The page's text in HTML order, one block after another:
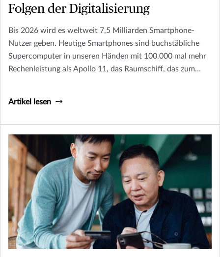
Folgen der Digitalisierung
Bis 2026 wird es weltweit 7,5 Milliarden Smartphone-
Nutzer geben. Heutige Smartphones sind buchstäbliche
Supercomputer in unseren Händen mit 100.000 mal mehr
Rechenleistung als Apollo 11, das Raumschiff, das zum
Artikel lesen